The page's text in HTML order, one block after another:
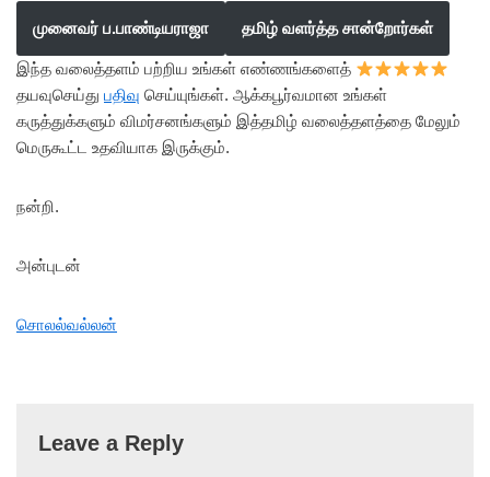
முனைவர் ப.பாண்டியராஜா தமிழ் வளர்த்த சான்றோர்கள்
இந்த வலைத்தளம் பற்றிய உங்கள் எண்ணங்களைத்
தயவுசெய்து பதிவு செய்யுங்கள். ஆக்கபூர்வமான உங்கள்
கருத்துக்களும் விமர்சனங்களும் இத்தமிழ் வலைத்தளத்தை மேலும்
மெருகூட்ட உதவியாக இருக்கும்.
நன்றி.
அன்புடன்
சொலல்வல்லன்
Leave a Reply